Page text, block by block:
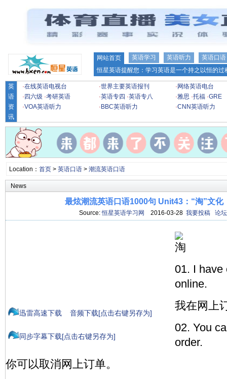
网站首页 英语学习 英语听力
英语口语
恒星英语提醒您：学习英语是一个持之以恒的
英
语
资
讯
·在线英语电视台 ·世界主要英语报刊 · 网络英语电台
· 四六级 ·考研英语 ·英语专四 ·英语专八 ·雅思 ·托福 ·GRE
·VOA英语听力 · BBC英语听力 ·CNN英语听力
Location： 首页> 英语口语> 潮流英语口语
News
最炫潮流英语口语1000句 Unit43：“淘”文
Source:恒星英语学习网 2016-03-28 我要投稿 论坛
迅雷高速下载 音频下载[点击右键另存为]
同步字幕下载[点击右键另存为]
01. I have
online.
我在网上
02. You
order.
你可以取消网上订单。